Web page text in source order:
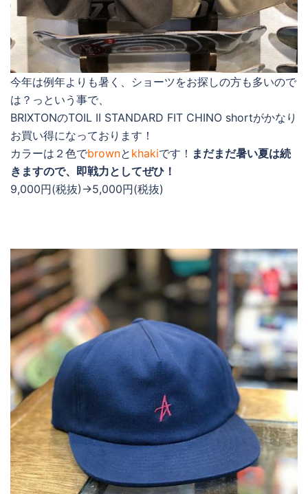
今年は例年よりも暑く、ショーツをお探しの方も多いので
は？っという事で、
BRIXTONのTOIL II STANDARD FIT CHINO shortがかなり
お買い得になっております！
カラーは２色でbrownと khakiです！ まだまだ暑い夏は続
きますので、即戦力としてぜひ！
9,000円(税抜)→5,000円(税抜)